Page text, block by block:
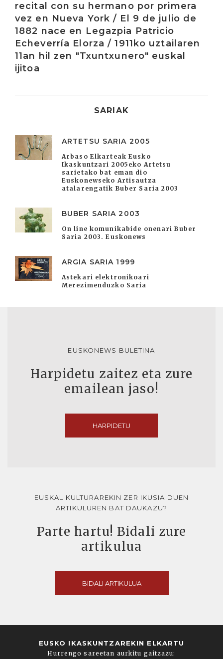
recital con su hermano por primera
vez en Nueva York / El 9 de julio de
1882 nace en Legazpia Patricio
Echeverría Elorza / 1911ko uztailaren
11an hil zen "Txuntxunero" euskal
ijitoa
SARIAK
ARTETSU SARIA 2005
Arbaso Elkarteak Eusko
Ikaskuntzari 2005eko Artetsu
sarietako bat eman dio
Euskonewseko Artisautza
atalarengatik Buber Saria 2003
BUBER SARIA 2003
On line komunikabide onenari Buber
Saria 2003. Euskonews
ARGIA SARIA 1999
Astekari elektronikoari
Merezimenduzko Saria
EUSKONEWS BULETINA
Harpidetu zaitez eta zure
emailean jaso!
HARPIDETU
EUSKAL KULTURAREKIN ZER IKUSIA DUEN
ARTIKULUREN BAT DAUKAZU?
Parte hartu! Bidali zure
artikulua
BIDALI ARTIKULUA
EUSKO IKASKUNTZAREKIN ELKARTU
Hurrengo sareetan aurkitu gaitzazu: